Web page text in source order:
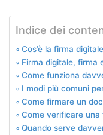
Indice dei
Cos’è la firma digitale
Firma digitale, firma
Come funziona
I modi più comuni
Come firmare un
Come verificare una
Quando serve